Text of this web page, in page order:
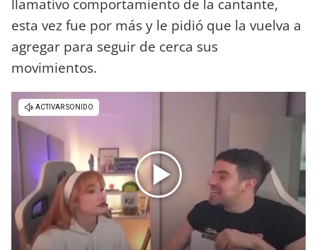
esta vez fue por más y le pidió que la vuelva a
agregar para seguir de cerca sus
movimientos.